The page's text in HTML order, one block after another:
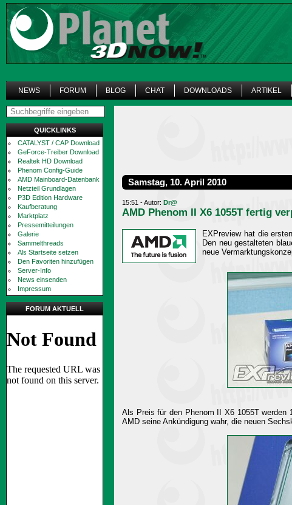
NEWS FORUM BLOG CHAT DOWNLOADS ARTIKEL
QUICKLINKS
CATALYST / CAP Download
GeForce-Treiber Download
Realtek HD Download
Phenom Config-Guide
AMD Mainboard-Datenbank
Netzteil Grundlagen
P3D Edition Hardware
Kaufberatung
Marktplatz
Pressemitteilungen
Galerie
Sammelthreads
Als Startseite setzen
Den Favoriten hinzufügen
Server-Info
News einsenden
Impressum
FORUM AKTUELL
Samstag, 10. April 2010
15:51 - Autor: Dr@
AMD Phenom II X6 1055T fertig
EXPreview hat die
Den neu gestalteten
neue
Als Preis für den Phenom II X6 1055T werden
AMD seine Ankündigung wahr, die neuen